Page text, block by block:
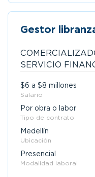
Gestor
SERVICIO
$6 a $8 millones
Salario
Por obra o labor
Tipo de contrato
Medellín
Ubicación
Presencial
Modalidad laboral